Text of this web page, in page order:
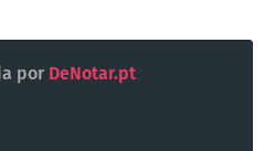
por DeNotar.pt